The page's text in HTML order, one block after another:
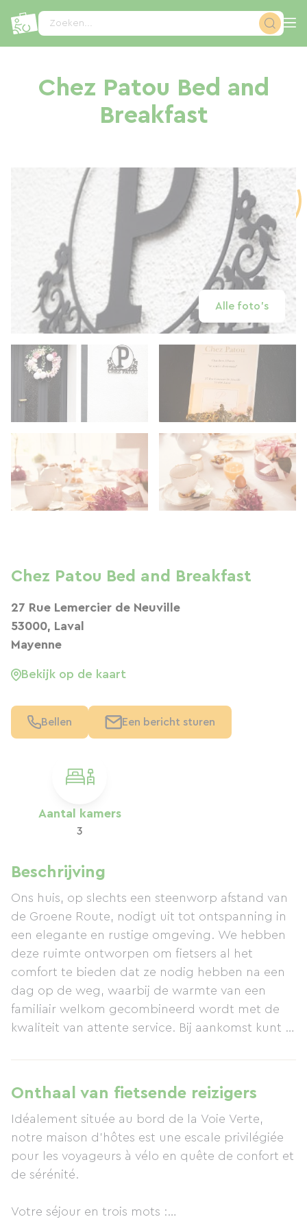
Zoeken...
Chez Patou Bed and
Breakfast
Alle foto's
Aantal kamers
3
Beschrijving
Ons huis, op slechts een steenworp afstand van
de Groene Route, nodigt uit tot ontspanning in
een elegante en rustige omgeving. We hebben
deze ruimte ontworpen om fietsers al het
comfort te bieden dat ze nodig hebben na een
dag op de weg, waarbij de warmte van een
familiair welkom gecombineerd wordt met de
kwaliteit van attente service. Bij aankomst kunt u
genieten van de rust van onze groene tuin. Onze
smaakvol ingerichte kamers zijn ware oases,
ontworpen voor uw ontspanning. 's Ochtends
staat er een uitgebreid, huisgemaakt ontbijt
voor u klaar, met verse, lokale producten om u
energie te geven. Op slechts een paar minuten
genieten van de rustige oevers van de rivier de
Onthaal van fietsende reizigers
Idéalement située au bord de la Voie Verte,
notre maison d'hôtes est une escale privilégiée
pour les voyageurs à vélo en quête de confort et
de sérénité.
Votre séjour en trois mots :
Chez Patou Bed and Breakfast
27 Rue Lemercier de Neuville
53000, Laval
Mayenne
Bekijk op de kaart
Bellen Een bericht sturen
Cookies beheer paneel